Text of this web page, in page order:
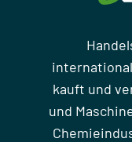
kauft und
und